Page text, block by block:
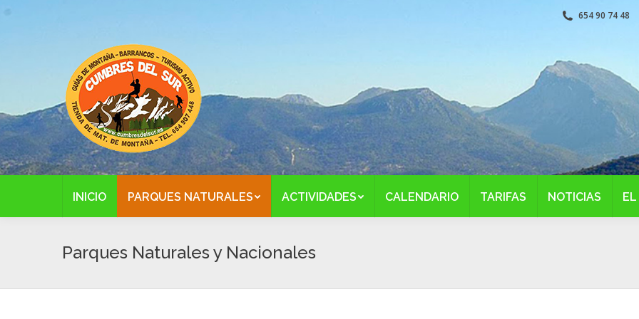
654 90 74 48
INICIO PARQUES NATURALES ACTIVIDADES CALENDARIO TARIFAS NOTICIAS
Parques Naturales y Nacionales